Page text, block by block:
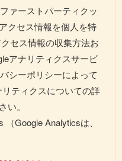
ァーストパーティクッ
クセス情報を個人を特
セス情報の収集方法お
アナリティクスサービ
シーポリシーによって
ティクスについての詳
い。
Google Analyticsは、